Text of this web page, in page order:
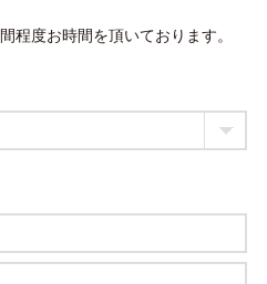
程度お時間を頂いております。